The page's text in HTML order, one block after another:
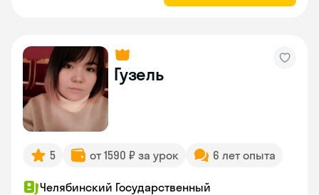
Гузель
5 от 1590 ₽ за урок 6 лет опыта
Челябинский Государственный